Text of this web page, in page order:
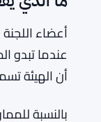
هناك أيضًا
الصناعة
الشركات
اللجنة يحرك